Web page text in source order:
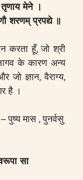
तृणाय मेने ।
शरणम् प्रपद्ये ॥
करता हूँ, जो श्री
के कारण अन्य
ज्ञान, वैराग्य,
है ।
– पुष्य मास , पुनर्वसु
सा